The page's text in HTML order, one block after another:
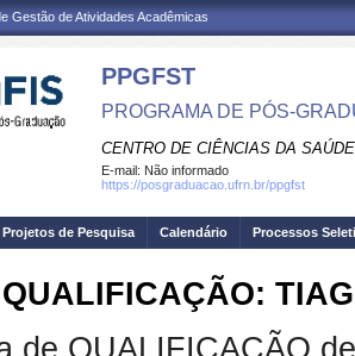
Gestão de Atividades Acadêmicas
PPGFST
PROGRAMA DE PÓS-
CENTRO DE CIÊNCIAS DA SAÚDE
E-mail: Não informado
https://posgraduacao.ufrn.br/ppgfst
Projetos de Pesquisa Calendário Processos
de QUALIFICAÇÃO